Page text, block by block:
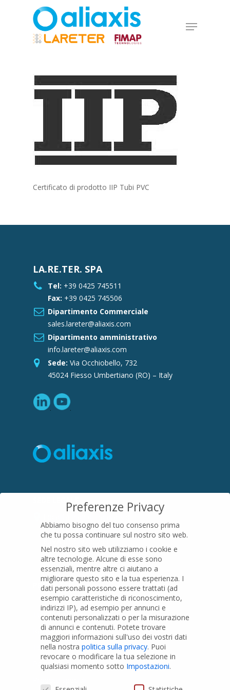
Menu
Certificato di prodotto IIP Tubi PVC
LA.RE.TER. SPA
Tel: +39 0425 745511
Fax: +39 0425 745506
Dipartimento Commerciale
sales.lareter@aliaxis.com
Dipartimento amministrativo
info.lareter@aliaxis.com
Sede: Via Occhiobello, 732
45024 Fiesso Umbertiano (RO) – Italy
16015 Casella (GE) – Italy
01079200299
PRODOTTI
Tubi PVC
Raccordi PVC
Tubi e Raccordi in PVC-A
Pozzi Artesiani
Preferenze Privacy
Abbiamo bisogno del tuo consenso prima
che tu possa continuare sul nostro sito web.
Nel nostro sito web utilizziamo i cookie e
altre tecnologie. Alcune di esse sono
essenziali, mentre altre ci aiutano a
migliorare questo sito e la tua esperienza. I
dati personali possono essere trattati (ad
esempio caratteristiche di riconoscimento,
indirizzi IP), ad esempio per annunci e
contenuti personalizzati o per la misurazione
di annunci e contenuti. Potete trovare
maggiori informazioni sull'uso dei vostri dati
nella nostra politica sulla privacy. Puoi
revocare o modificare la tua selezione in
qualsiasi momento sotto Impostazioni.
Preferenze Privacy